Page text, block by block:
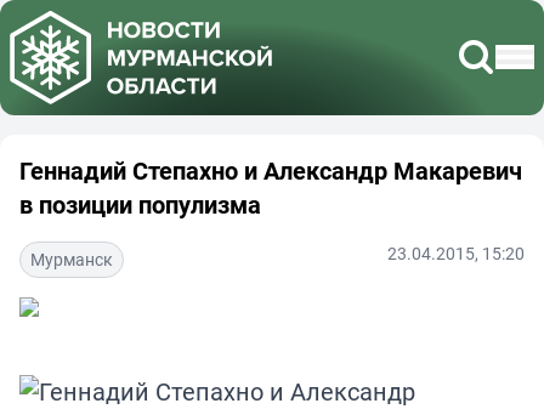
Геннадий Степахно и Александр Макаревич
в позиции популизма
Мурманск 23.04.2015, 15:20